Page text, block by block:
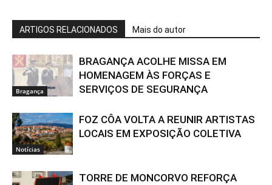
ARTIGOS RELACIONADOS Mais do autor
Bragança
BRAGANÇA ACOLHE MISSA EM
HOMENAGEM ÀS FORÇAS E
SERVIÇOS DE SEGURANÇA
Notícias
FOZ CÔA VOLTA A REUNIR ARTISTAS
LOCAIS EM EXPOSIÇÃO COLETIVA
TORRE DE MONCORVO REFORÇA